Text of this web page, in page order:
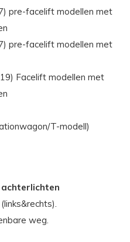
pre-facelift modellen met
pre-facelift modellen met
Facelift modellen met
T-modell)
weg.